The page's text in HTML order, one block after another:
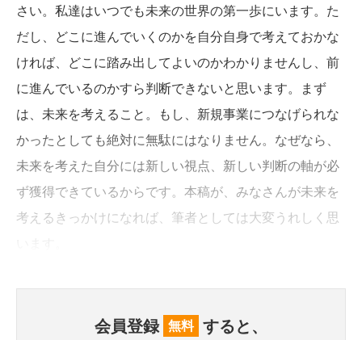
さい。私達はいつでも未来の世界の第一歩にいます。た
だし、どこに進んでいくのかを自分自身で考えておかな
ければ、どこに踏み出してよいのかわかりませんし、前
に進んでいるのかすら判断できないと思います。まず
は、未来を考えること。もし、新規事業につなげられな
かったとしても絶対に無駄にはなりません。なぜなら、
未来を考えた自分には新しい視点、新しい判断の軸が必
ず獲得できているからです。本稿が、みなさんが未来を
考えるきっかけになれば、筆者としては大変うれしく思
会員登録 無料 すると、